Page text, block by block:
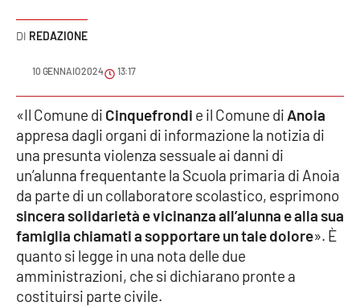
Podcast
Meteo
Editoriali
VIDEO
Ambiente
Cronaca
Cultura
REDAZIONE
10 GENNAIO 2024 13:17
«Il Comune di Cinquefrondi e il Comune di Anoia
appresa dagli organi di informazione la notizia di
una presunta violenza sessuale ai danni di
un’alunna frequentante la Scuola primaria di Anoia
da parte di un collaboratore scolastico, esprimono
sincera solidarietà e vicinanza all’alunna e alla sua
famiglia chiamati a sopportare un tale dolore». È
quanto si legge in una nota delle due
amministrazioni, che si dichiarano pronte a
costituirsi parte civile.